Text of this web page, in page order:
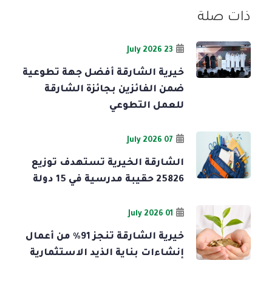
ذات صلة
23 July 2026
خيرية الشارقة أفضل جهة تطوعية
ضمن الفائزين بجائزة الشارقة
للعمل التطوعي
07 July 2026
الشارقة الخيرية تستهدف توزيع
25826 حقيبة مدرسية في 15 دولة
01 July 2026
خيرية الشارقة تنجز 91% من أعمال
إنشاءات بناية الذيد الاستثمارية